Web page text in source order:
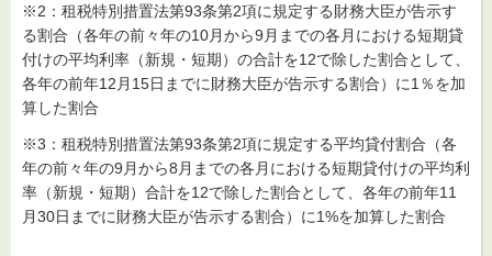
※2：租税特別措置法第93条第2項に規定する財務大臣が告示す
る割合（各年の前々年の10月から9月までの各月における短期貸
付けの平均利率（新規・短期）の合計を12で除した割合として、
各年の前年12月15日までに財務大臣が告示する割合）に1％を加
算した割合
※3：租税特別措置法第93条第2項に規定する平均貸付割合（各
年の前々年の9月から8月までの各月における短期貸付けの平均利
率（新規・短期）合計を12で除した割合として、各年の前年11
月30日までに財務大臣が告示する割合）に1%を加算した割合